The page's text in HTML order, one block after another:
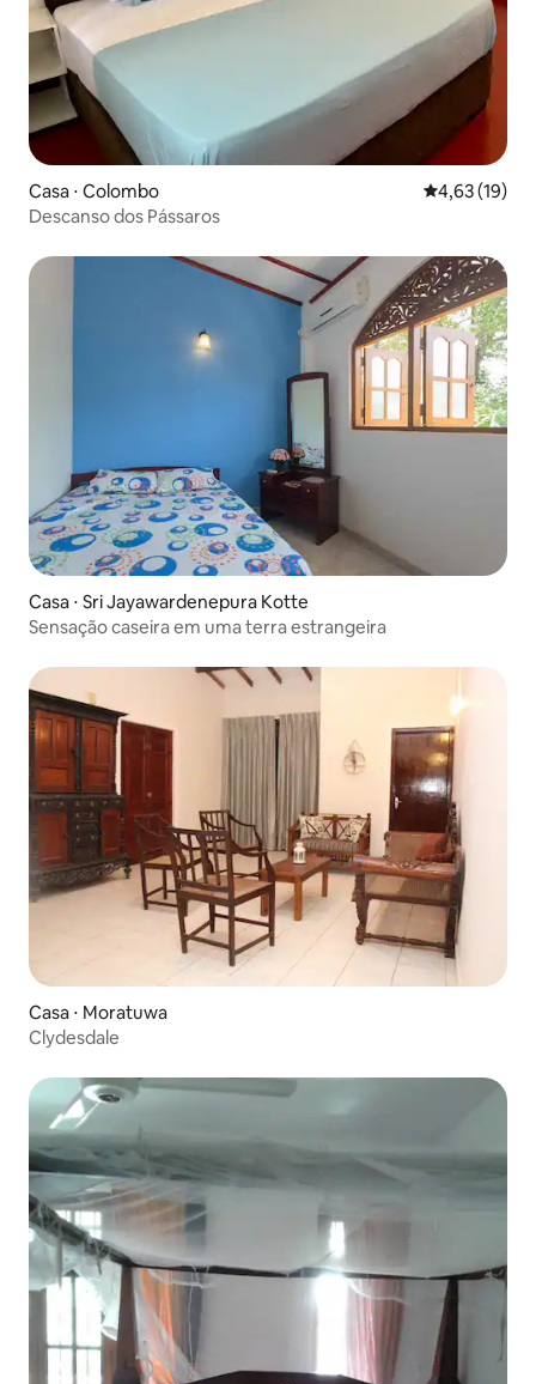
Casa ⋅ Colombo 4,63 de uma
4,63 (19)
Descanso dos Pássaros
Casa ⋅ Sri Jayawardenepura Kotte
Sensação caseira em uma terra estrangeira
Casa ⋅ Moratuwa
Clydesdale